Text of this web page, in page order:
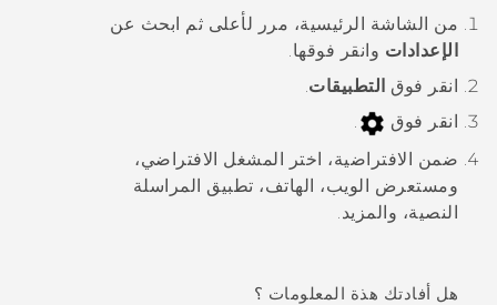
أجهزة HTC والملحقات
من الشاشة
الرئيسية، مرر لأعلى ثم ابحث عن
الإعدادات وانقر فوقها.
انقر فوق التطبيقات.
انقر فوق
.
ضمن الافتراضية، اختر المشغل الافتراضي،
ومستعرض الويب، الهاتف، تطبيق المراسلة
النصية، والمزيد.
هل أفادتك هذة المعلومات ؟